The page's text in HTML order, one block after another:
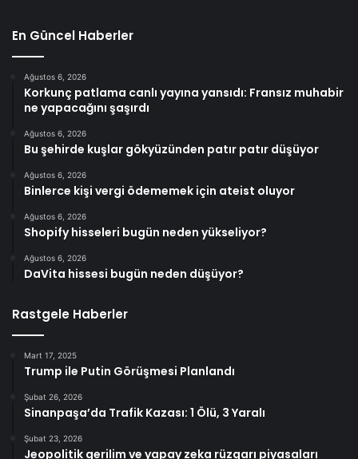
En Güncel Haberler
Ağustos 6, 2026
Korkunç patlama canlı yayına yansıdı: Fransız muhabir
ne yapacağını şaşırdı
Ağustos 6, 2026
Bu şehirde kuşlar gökyüzünden patır patır düşüyor
Ağustos 6, 2026
Binlerce kişi vergi ödememek için ateist oluyor
Ağustos 6, 2026
Shopify hisseleri bugün neden yükseliyor?
Ağustos 6, 2026
DaVita hissesi bugün neden düşüyor?
Rastgele Haberler
Mart 17, 2025
Trump ile Putin Görüşmesi Planlandı
Şubat 26, 2026
Sinanpaşa’da Trafik Kazası: 1 Ölü, 3 Yaralı
Şubat 23, 2026
Jeopolitik gerilim ve yapay zeka rüzgarı piyasaları